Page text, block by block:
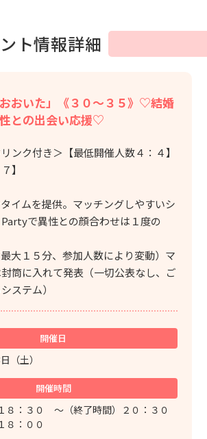
ト情報詳細
おおいた」《３０～３５》♡結婚
との出会い応援♡
ンク付き＞【最低開催人数４：４】
】
イムを提供。マッチングしやすいシ
で異性との顔合わせは１度の
大１５分、参加人数により変動）マ
筒に入れて発表（一切公表なし、ご
ステム）
開催日
（土）
開催時間
８：３０ ～（終了時間）２０：３０
８：００